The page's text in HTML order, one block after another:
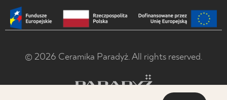
© 2026 Ceramika Paradyż. All rights reserved.